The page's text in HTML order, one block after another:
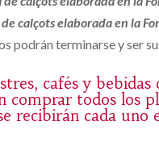
de calçots elaborada en la
podrán terminarse y ser
cafés y bebidas
comprar todos los
recibirán cada uno